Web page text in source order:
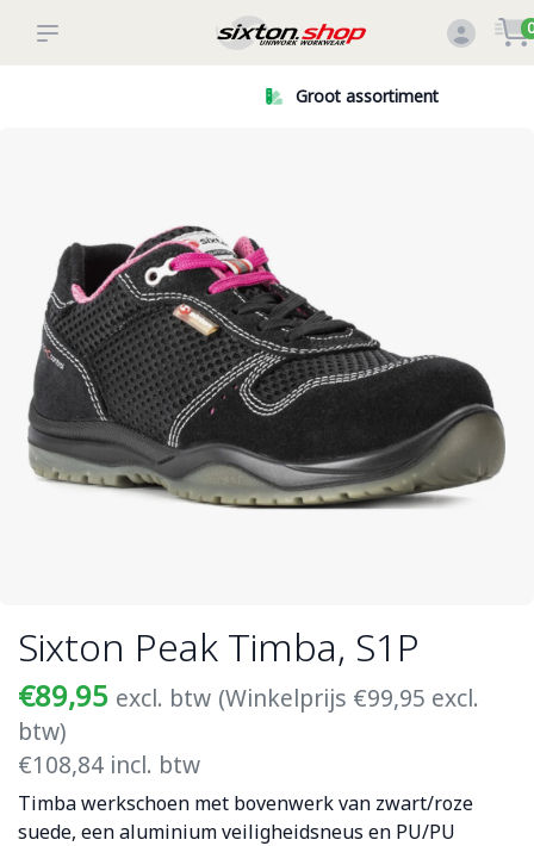
0
Groot assortiment
Sixton Peak Timba, S1P
€89,95 excl. btw (Winkelprijs €99,95 excl.
btw)
€108,84 incl. btw
Timba werkschoen met bovenwerk van zwart/roze
suede, een aluminium veiligheidsneus en PU/PU